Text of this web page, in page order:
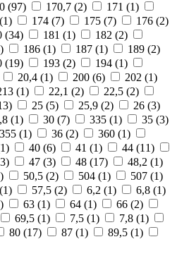
(97) 170,7 (2) 171 (1)
1) 174 (7) 175 (7) 176 (2)
(34) 181 (1) 182 (2)
) 186 (1) 187 (1) 189 (2)
(19) 193 (2) 194 (1)
20,4 (1) 200 (6) 202 (1)
(1) 22,1 (2) 22,5 (2)
) 25 (5) 25,9 (2) 26 (3)
(1) 30 (7) 335 (1) 35 (3)
355 (1) 36 (2) 360 (1)
1) 40 (6) 41 (1) 44 (11)
) 47 (3) 48 (17) 48,2 (1)
) 50,5 (2) 504 (1) 507 (1)
1) 57,5 (2) 6,2 (1) 6,8 (1)
) 63 (1) 64 (1) 66 (2)
69,5 (1) 7,5 (1) 7,8 (1)
80 (17) 87 (1) 89,5 (1)